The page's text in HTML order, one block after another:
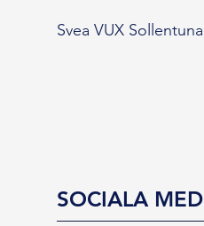
Svea VUX Sollentuna
SOCIALA